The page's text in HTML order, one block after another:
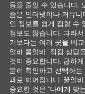
등을 줄일 수 있습니다.
즘은 인터넷이나 커뮤
인 정보를 쉽게 접할 수
정보도 많습니다. 따라
기보다는 여러 곳을 비
알바 룸알바 직접 상담
것이 중요합니다. 급하
분히 확인하고 선택하
과로 이어집니다. 꿀알
중요한 것은 “나에게 맞